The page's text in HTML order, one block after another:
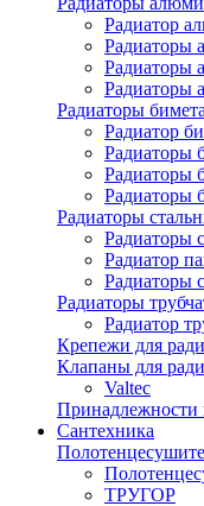
Радиатор
Радиаторы
Радиаторы
Радиаторы
Радиаторы
Радиатор
Радиаторы
Радиаторы
Радиаторы
Радиаторы
Радиаторы
Радиатор
Радиаторы
Радиаторы
Радиатор
Крепежи для
Клапаны для
Valtec
Принадлежности
Сантехника
ТРУГОР